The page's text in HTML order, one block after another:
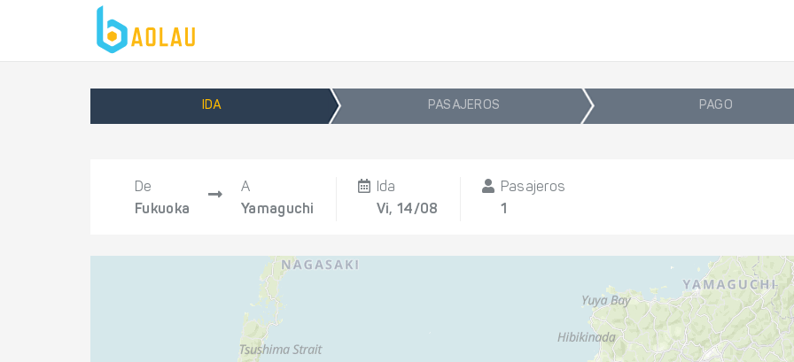
IDA PASAJEROS PAGO
De
Fukuoka
A
Yamaguchi
Ida
Vi, 14/08
Pasajeros
1